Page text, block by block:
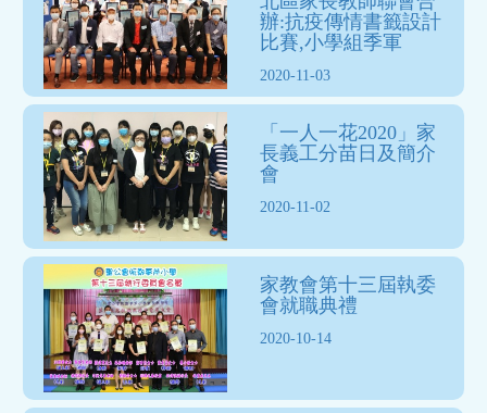
辦:抗疫傳情書籤設計
比賽,小學組季軍
2020-11-03
「一人一花2020」家
長義工分苗日及簡介
會
2020-11-02
家教會第十三屆執委
會就職典禮
2020-10-14